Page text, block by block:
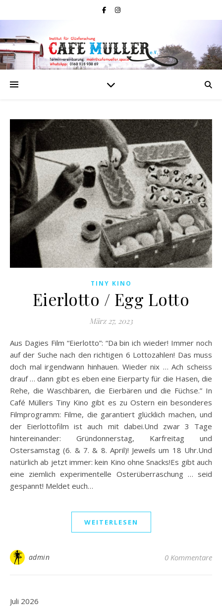
TINY KINO
Eierlotto / Egg Lotto
März 27, 2023
Aus Dagies Film “Eierlotto”: “Da bin ich wieder! Immer noch
auf der Suche nach den richtigen 6 Lottozahlen! Das muss
doch mal irgendwann hinhauen. Wieder nix … Ach scheiss
drauf … dann gibt es eben eine Eierparty für die Hasen, die
Rehe, die Waschbären, die Eierbären und die Füchse.” In
Café Müllers Tiny Kino gibt es zu Ostern ein besonderes
Filmprogramm: Filme, die garantiert glücklich machen, und
der Eierlottofilm ist auch mit dabei.Und zwar 3 Tage
hintereinander: Gründonnerstag, Karfreitag und
Ostersamstag (6. & 7. & 8. April)! Jeweils um 18 Uhr.Und
natürlich ab jetzt immer: kein Kino ohne Snacks!Es gibt auch
eine ziemlich experimentelle Osterüberraschung … seid
gespannt! Meldet euch…
WEITERLESEN
admin 0 Kommentare
Juli 2026